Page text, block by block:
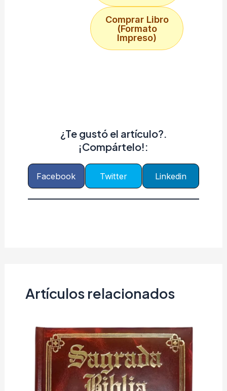
Comprar Libro
(Formato
Impreso)
¿Te gustó el artículo?.
¡Compártelo!:
Facebook Twitter Linkedin
Artículos relacionados